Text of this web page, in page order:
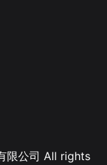
限公司 All rights